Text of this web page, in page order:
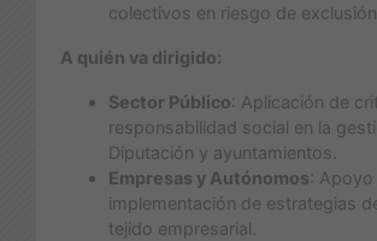
colectivos en riesgo de exclusión.
A quién va dirigido:
Sector Público: Aplicación de
responsabilidad social en la
Diputación y ayuntamientos.
Empresas y Autónomos: Apoyo
implementación de estrategias
tejido empresarial.